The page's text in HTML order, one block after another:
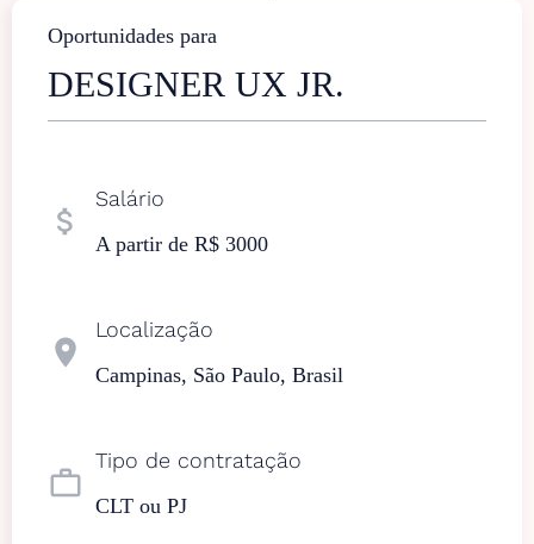
Oportunidades para
DESIGNER UX JR.
attach_money
Salário
A partir de R$ 3000
location_on
Localização
Campinas, São Paulo, Brasil
work_outline
Tipo de contratação
CLT ou PJ